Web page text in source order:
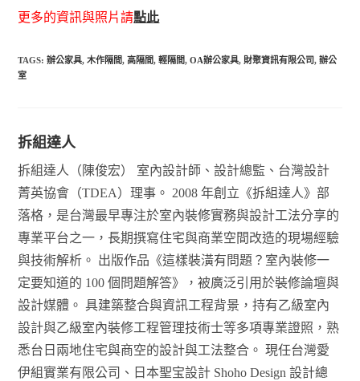
更多的資訊與照片請點此
TAGS:辦公家具, 木作隔間, 高隔間, 輕隔間, OA辦公家具, 財聚資訊有限公司, 辦公
室
拆組達人
拆組達人（陳俊宏） 室內設計師、設計總監、台灣設計
菁英協會（TDEA）理事。 2008 年創立《拆組達人》部
落格，是台灣最早專注於室內裝修實務與設計工法分享的
專業平台之一，長期撰寫住宅與商業空間改造的現場經驗
與技術解析。 出版作品《這樣裝潢有問題？室內裝修一
定要知道的 100 個問題解答》，被廣泛引用於裝修論壇與
設計媒體。 具建築整合與資訊工程背景，持有乙級室內
設計與乙級室內裝修工程管理技術士等多項專業證照，熟
悉台日兩地住宅與商空的設計與工法整合。 現任台灣愛
伊組實業有限公司、日本聖宝設計 Shoho Design 設計總